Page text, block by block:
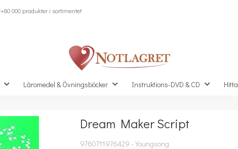
+80 000 produkter i sortimentet
Läromedel & Övningsböcker Instruktions-DVD & CD
Missa inte detta...
Dream Maker Script
9780711976429 - Youngsong